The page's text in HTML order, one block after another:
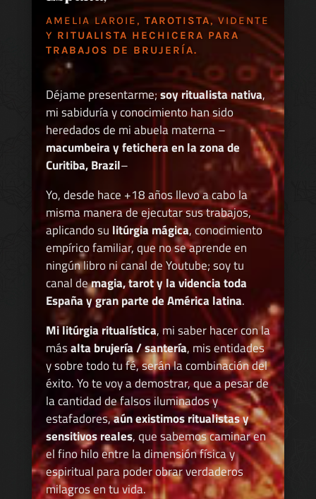
AMELIA LAROIE, TAROTISTA, VIDENTE
Y RITUALISTA HECHICERA PARA
TRABAJOS DE BRUJERÍA.
Déjame presentarme;soy ritualista nativa,
mi sabiduría y conocimiento han sido
heredados de mi abuela materna –
macumbeira y fetichera en la zona de
Curitiba, Brazil–
Yo, desde hace +18 años llevo a cabo la
misma manera de ejecutar sus trabajos,
aplicando su litúrgia mágica, conocimiento
empírico familiar, que no se aprende en
ningún libro ni canal de Youtube; soy tu
canal demagia, tarot y la videncia toda
España y gran parte de América latina.
Mi litúrgia ritualística, mi saber hacer con la
másalta brujería / santería, mis entidades
y sobre todo tu fé, serán la combinación del
éxito. Yo te voy a demostrar, que a pesar de
la cantidad de falsos iluminados y
estafadores,aún existimos ritualistas y
sensitivos reales, que sabemos caminar en
el fino hilo entre la dimensión física y
espiritual para poder obrar verdaderos
milagros en tu vida.